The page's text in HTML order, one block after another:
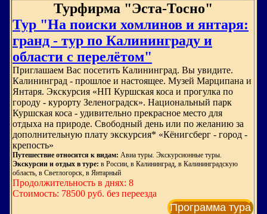
Турфирма "Эста-Тосно"
Тур "На поиски хомлинов и янтаря:
гранд - тур по Калининграду и
области с перелётом"
Приглашаем Вас посетить Калининград. Вы увидите.
Калининград - прошлое и настоящее. Музей Марципана и
Янтаря. Экскурсия «НП Куршская коса и прогулка по
городу - курорту Зеленоградск». Национальный парк
Куршская коса - удивительно прекрасное место для
отдыха на природе. Свободный день или по желанию за
дополнительную плату экскурсия* «Кёнигсберг - город -
крепость»
Путешествие относится к видам: Авиа туры. Экскурсионные туры.
Экскурсии и отдых в туре: в России, в Калининград, в Калининградскую
область, в Светлогорск, в Янтарный
Продолжительность в днях: 8
Стоимость: 78500 руб. без переезда
Программа тура